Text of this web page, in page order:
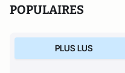
POPULAIRES
PLUS LUS